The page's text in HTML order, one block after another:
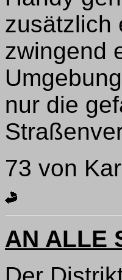
zusätzlich
zwingend
nur die
73 von
AN ALLE